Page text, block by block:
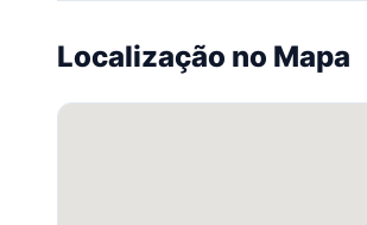
Localização no Mapa